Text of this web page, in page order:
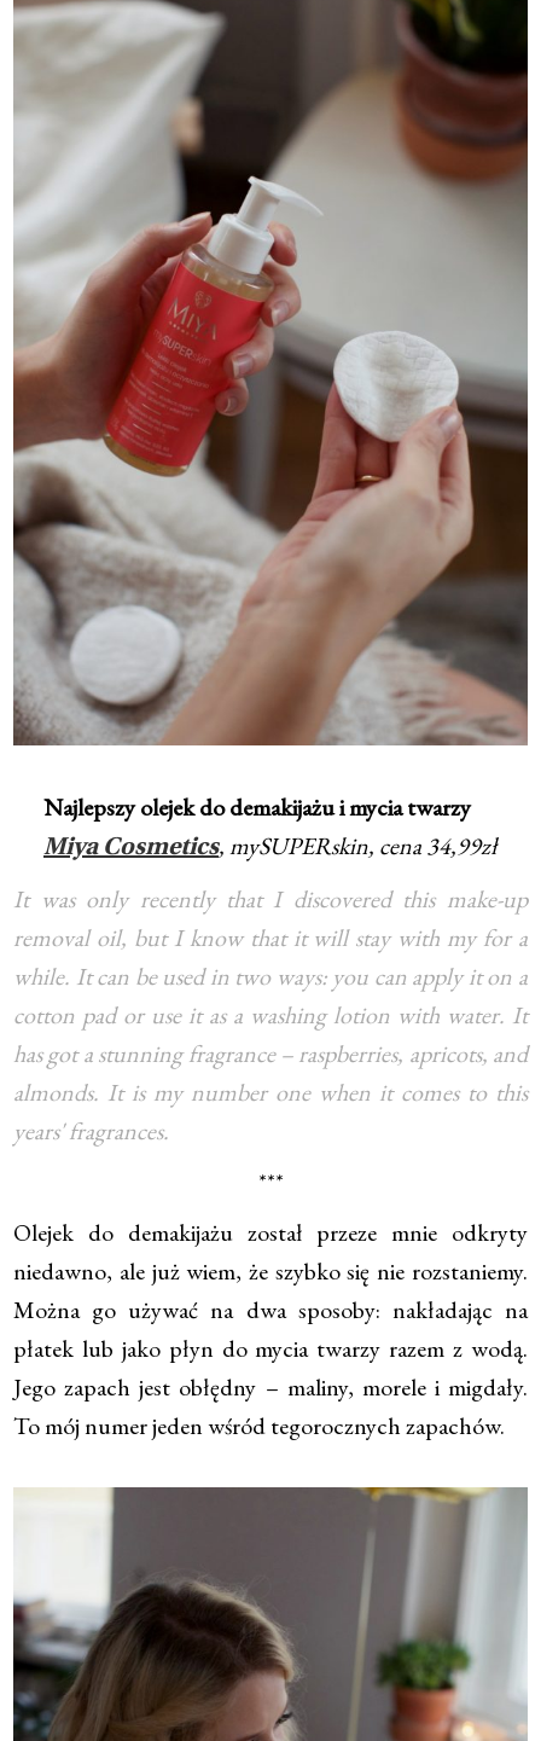
Najlepszy olejek do demakijażu i mycia twarzy
Miya Cosmetics, mySUPERskin, cena 34,99zł
It was only recently that I discovered this make-up
removal oil, but I know that it will stay with my for a
while. It can be used in two ways: you can apply it on a
cotton pad or use it as a washing lotion with water. It
has got a stunning fragrance – raspberries, apricots, and
almonds. It is my number one when it comes to this
years' fragrances.
***
Olejek do demakijażu został przeze mnie odkryty
niedawno, ale już wiem, że szybko się nie rozstaniemy.
Można go używać na dwa sposoby: nakładając na
płatek lub jako płyn do mycia twarzy razem z wodą.
Jego zapach jest obłędny – maliny, morele i migdały.
To mój numer jeden wśród tegorocznych zapachów.